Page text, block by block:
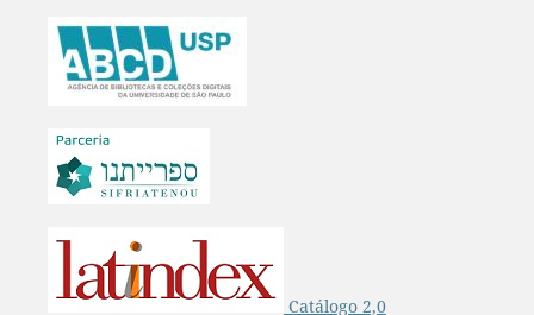
Catálogo 2,0